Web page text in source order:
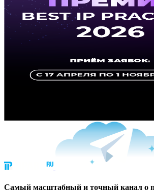
Cамый масштабный и точный канал о